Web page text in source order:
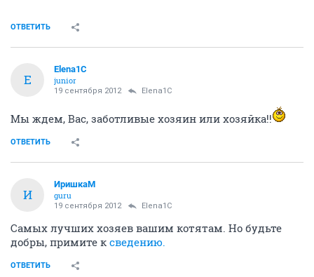
ОТВЕТИТЬ
E
Elena1C
junior
19 сентября 2012 Elena1C
Мы ждем, Вас, заботливые хозяин или хозяйка!!
ОТВЕТИТЬ
И
ИришкаМ
guru
19 сентября 2012 Elena1C
Самых лучших хозяев вашим котятам. Но будьте
добры, примите к сведению.
ОТВЕТИТЬ